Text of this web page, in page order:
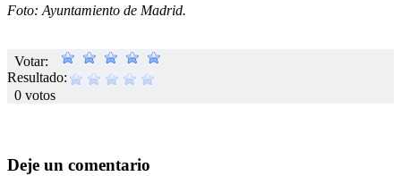
Foto: Ayuntamiento de Madrid.
Votar:
Resultado:
0 votos
Deje un comentario